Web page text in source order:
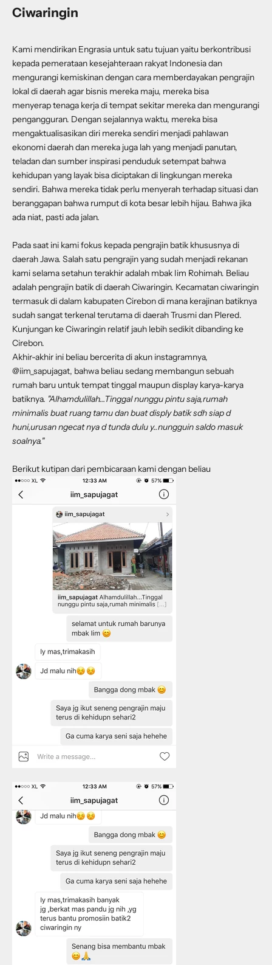
Ciwaringin
Kami mendirikan Engrasia untuk satutujuanyaitu berkontribusi
kepada pemerataan kesejahteraan rakyat Indonesia dan
mengurangi kemiskinan dengan cara memberdayakan pengrajin
lokal di daerah agar bisnis mereka maju, mereka bisa
menyerap tenaga kerja di tempat sekitar mereka dan mengurangi
pengangguran. Dengan sejalannya waktu, mereka bisa
mengaktualisasikan diri mereka sendiri menjadi pahlawan
ekonomi daerah dan mereka juga lah yang menjadi panutan,
teladan dan sumber inspirasi penduduk setempat bahwa
kehidupan yang layak bisa diciptakan di lingkungan mereka
sendiri. Bahwa mereka tidak perlu menyerah terhadap situasi dan
beranggapan bahwa rumput di kota besar lebih hijau. Bahwa jika
ada niat, pasti ada jalan.
Pada saat ini kami fokus kepada pengrajin batik khususnya di
daerah Jawa. Salah satu pengrajin yang sudah menjadi rekanan
kami selama setahun terakhir adalah mbak Iim Rohimah. Beliau
adalah pengrajin batik di daerahCiwaringin. Kecamatan ciwaringin
termasuk di dalam kabupaten Cirebon di mana kerajinan batiknya
sudah sangat terkenal terutama di daerah Trusmi dan Plered.
Kunjungan ke Ciwaringin relatif jauh lebih sedikit dibanding ke
Cirebon.
Akhir-akhir ini beliau bercerita di akun instagramnya,
@iim_sapujagat, bahwa beliau sedang membangun sebuah
rumah baru untuk tempat tinggal maupun display karya-karya
batiknya. "Alhamdulillah...Tinggal nunggu pintu saja,rumah
minimalis buat ruang tamu dan buat disply batik sdh siap d
huni,urusan ngecat nya d tunda dulu y..nungguin saldo masuk
soalnya."
Berikut kutipan dari pembicaraan kami dengan beliau